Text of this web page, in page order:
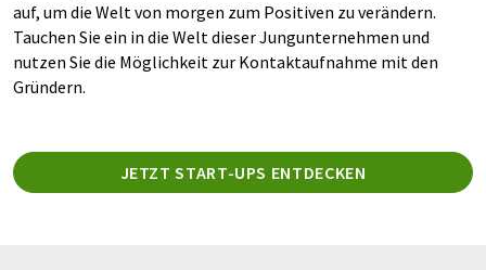
auf, um die Welt von morgen zum Positiven zu verändern.
Tauchen Sie ein in die Welt dieser Jungunternehmen und
nutzen Sie die Möglichkeit zur Kontaktaufnahme mit den
Gründern.
JETZT START-UPS ENTDECKEN